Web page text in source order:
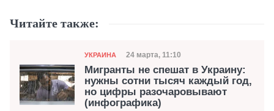
Читайте также:
Категория
УКРАИНА Дата публикации
24 марта, 11:10
Мигранты не спешат в Украину:
нужны сотни тысяч каждый год,
но цифры разочаровывают
(инфографика)